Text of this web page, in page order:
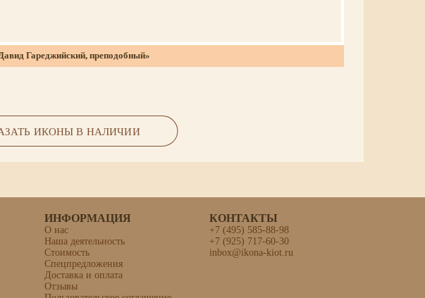
Гареджийский, преподобный»
Сиракузская, дева, мученица»
ИКОНЫ В НАЛИЧИИ
ИНФОРМАЦИЯ
О нас
Наша деятельность
Стоимость
Спецпредложения
Доставка и оплата
Отзывы
КОНТАКТЫ
+7 (495) 585-88-98
+7 (925) 717-60-30
inbox@ikona-kiot.ru